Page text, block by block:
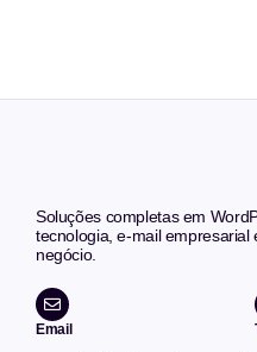
Soluções completas em
tecnologia, e-mail empresarial
negócio.
Email